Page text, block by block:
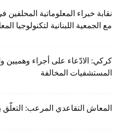
نقابة خبراء المعلوماتية
مع الجمعية اللبنانية لتكنولوجيا
كركي: الادّعاء على أجراء وهميين
المستشفيات المخالفة
المعاش التقاعدي المرعب: